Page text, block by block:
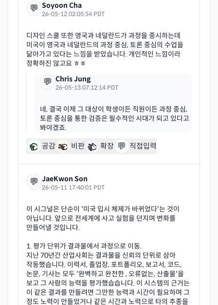
💬 Soyoon Cha
26-05-12 02:05:54 PDT
디자인 스쿨 또한 영국과 네덜란드가 과정을 중시하는데
미국이 영국과 네덜란드의 과정 중심, 토론 중심의 수업을
닮아가고 있다는 느낌을 받았습니다. 개인적인 느낌이라
💬 Chris Jung
26-05-13 07:12:14 PDT
네, 결국 이제 그 대상이 학생이든 직원이든 과정 중심,
토론 중심을 통한 검증은 필수적인 시대가 되고 있다고
공감 비판 확장 💬 직접입력
💬 JaeKwon Son
26-05-11 17:40:01 PDT
이 시그널은 단순이 '미국 입시 체제가 바뀌었다'는 것이
아닙니다. 앞으로 전세계에 사고 실험을 던지며 변화를
만들어낼 것입니다.
1. 평가 단위가 결과물에서 과정으로 이동.
지난 70년간 산업사회는 결과물을 신뢰의 단위로 삼아
작동했습니다. 이력서, 졸업장, 포트폴리오, 보고서, 코드,
논문, 기사는 모두 '완벽하고 완전한 , 오류없는, 산출물'을
보고 그 사람의 능력을 평가했습습니다. 이 시스템의 근거는
이 같은 결과를 만들려면 그만한 능력과 시간이 필요하며 그
정도 노력이 안들었거나 같은 시간과 노력으로 타의 추종을